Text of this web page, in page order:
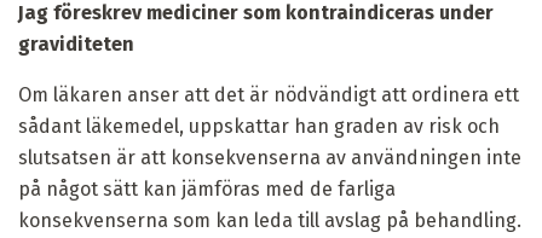
Jag föreskrev mediciner som kontraindiceras under
graviditeten
Om läkaren anser att det är nödvändigt att ordinera ett
sådant läkemedel, uppskattar han graden av risk och
slutsatsen är att konsekvenserna av användningen inte
på något sätt kan jämföras med de farliga
konsekvenserna som kan leda till avslag på behandling.